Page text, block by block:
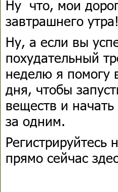
Ну что, мои
завтрашнего утра!
Ну, а если вы
похудательный
неделю я помогу
дня, чтобы
веществ и
за одним.
Регистрируйтесь
прямо сейчас